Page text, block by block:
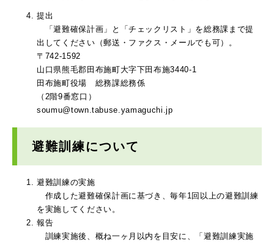
提出
​「避難確保計画」と「チェックリスト」を総務課まで提
出してください（郵送・ファクス・メールでも可）。
〒742-1592
山口県熊毛郡田布施町大字下田布施3440-1
田布施町役場 総務課総務係
（2階9番窓口）
soumu@town.tabuse.yamaguchi.jp
避難訓練について
避難訓練の実施
​作成した避難確保計画に基づき、毎年1回以上の避難訓練
を実施してください。
報告
訓練実施後、概ね一ヶ月以内を目安に、「避難訓練実施